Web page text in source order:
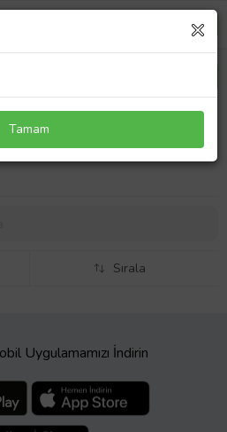
NF 2004-2010 Santa Fe CM I30 FD
Kapı Kilit FC280 12V Motor Dişlisi
Sırala
Uygulamamızı İndirin
Tamam